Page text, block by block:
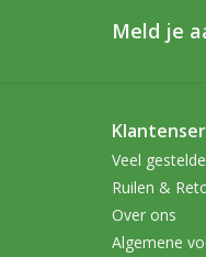
Meld je
Veel
Ruilen &
Over ons
Algemene